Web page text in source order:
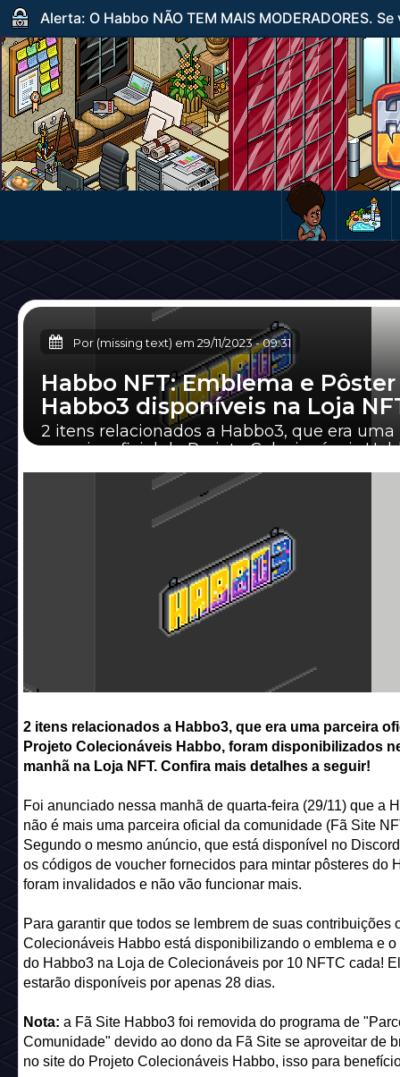
Alerta: O Habbo NÃO TEM MAIS MODERADORES.
Por (missing text) em 29/11/2023-09:31
Habbo NFT: Emblema e Pôster
Habbo3 disponíveis na Loja
2 itens relacionados a Habbo3, que era uma
parceira oficial do Projeto Colecionáveis
2 itens relacionados a Habbo3, que era uma parceira
Projeto Colecionáveis Habbo, foram disponibilizados
manhã na Loja NFT. Confira mais detalhes a seguir!
Foi anunciado nessa manhã de quarta-feira (29/11) que a
não é mais uma parceira oficial da comunidade (Fã Site
Segundo o mesmo anúncio, que está disponível no
os códigos de voucher fornecidos para mintar pôsteres do
foram invalidados e não vão funcionar mais.
Para garantir que todos se lembrem de suas contribuições
Colecionáveis Habbo está disponibilizando o emblema e o
do Habbo3 na Loja de Colecionáveis por 10 NFTC cada!
estarão disponíveis por apenas 28 dias.
Nota: a Fã Site Habbo3 foi removida do programa de
Comunidade" devido ao dono da Fã Site se aproveitar de
no site do Projeto Colecionáveis Habbo, isso para